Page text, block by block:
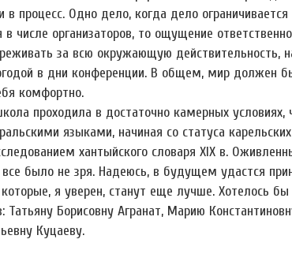
в процесс. Одно дело, когда дело
в числе организаторов, то ощущение
за всю окружающую действительность,
в дни конференции. В общем, мир должен
комфортно.
проходила в достаточно камерных
языками, начиная со статуса
хантыйского словаря XIX в.
все было не зря. Надеюсь, в будущем удастся
я уверен, станут еще лучше. Хотелось бы
Татьяну Борисовну Агранат, Марию
Куцаеву.